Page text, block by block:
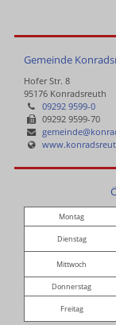
Gemeinde
Hofer Str. 8
95176 Konradsreuth
09292 9599-0
09292 9599-70
Montag
Dienstag
Mittwoch
Donnerstag
Freitag